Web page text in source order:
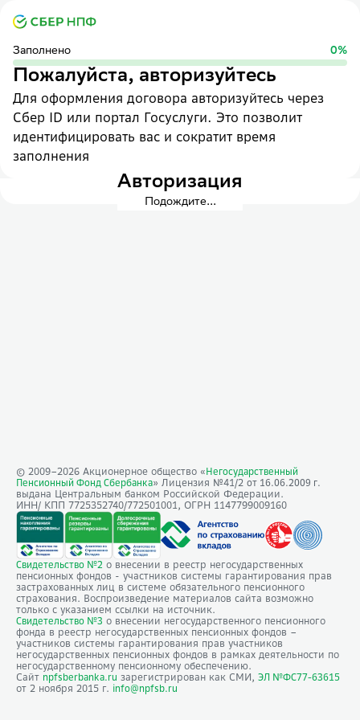
Заполнено 0%
Пожалуйста, авторизуйтесь
Для оформления договора авторизуйтесь через
Сбер ID или портал Госуслуги. Это позволит
идентифицировать вас и сократит время
заполнения
Авторизация
Подождите...
© 2009–2026 Акционерное общество « Негосударственный
Пенсионный Фонд Сбербанка» Лицензия №41/2 от 16.06.2009 г.
выдана Центральным банком Российской Федерации.
ИНН/ КПП 7725352740/772501001, ОГРН 1147799009160
Свидетельство №2 о внесении в реестр негосударственных
пенсионных фондов - участников системы гарантирования прав
застрахованных лиц в системе обязательного пенсионного
страхования. Воспроизведение материалов сайта возможно
только с указанием ссылки на источник.
Свидетельство №3 о внесении негосударственного пенсионного
фонда в реестр негосударственных пенсионных фондов –
участников системы гарантирования прав участников
негосударственных пенсионных фондов в рамках деятельности по
негосударственному пенсионному обеспечению.
Сайт npfsberbanka.ru зарегистрирован как СМИ, ЭЛ №ФС77-63615
от 2 ноября 2015 г. info@npfsb.ru